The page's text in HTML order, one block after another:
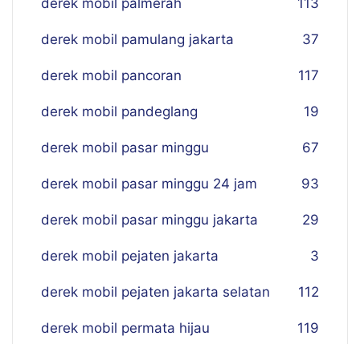
derek mobil palmerah 113
derek mobil pamulang jakarta 37
derek mobil pancoran 117
derek mobil pandeglang 19
derek mobil pasar minggu 67
derek mobil pasar minggu 24 jam 93
derek mobil pasar minggu jakarta 29
derek mobil pejaten jakarta 3
derek mobil pejaten jakarta selatan 112
derek mobil permata hijau 119